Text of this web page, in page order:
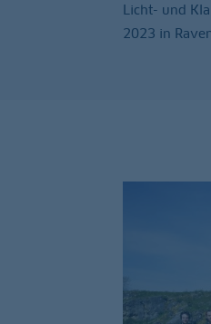
Licht- und
2023 in